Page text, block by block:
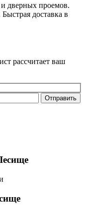
дверных проемов.
доставка в
рассчитает ваш